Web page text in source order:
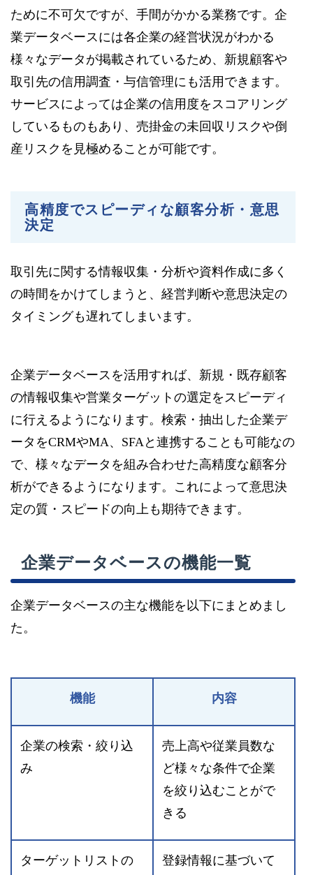
ために不可欠ですが、手間がかかる業務です。企
業データベースには各企業の経営状況がわかる
様々なデータが掲載されているため、新規顧客や
取引先の信用調査・与信管理にも活用できます。
サービスによっては企業の信用度をスコアリング
しているものもあり、売掛金の未回収リスクや倒
産リスクを見極めることが可能です。
高精度でスピーディな顧客分析・意思
決定
取引先に関する情報収集・分析や資料作成に多く
の時間をかけてしまうと、経営判断や意思決定の
タイミングも遅れてしまいます。
企業データベースを活用すれば、新規・既存顧客
の情報収集や営業ターゲットの選定をスピーディ
に行えるようになります。検索・抽出した企業デ
ータをCRMやMA、SFAと連携することも可能なの
で、様々なデータを組み合わせた高精度な顧客分
析ができるようになります。これによって意思決
定の質・スピードの向上も期待できます。
企業データベースの機能一覧
企業データベースの主な機能を以下にまとめまし
た。
機能 内容
企業の検索・絞り込
み
売上高や従業員数な
ど様々な条件で企業
を絞り込むことがで
きる
ターゲットリストの
登録情報に基づいて